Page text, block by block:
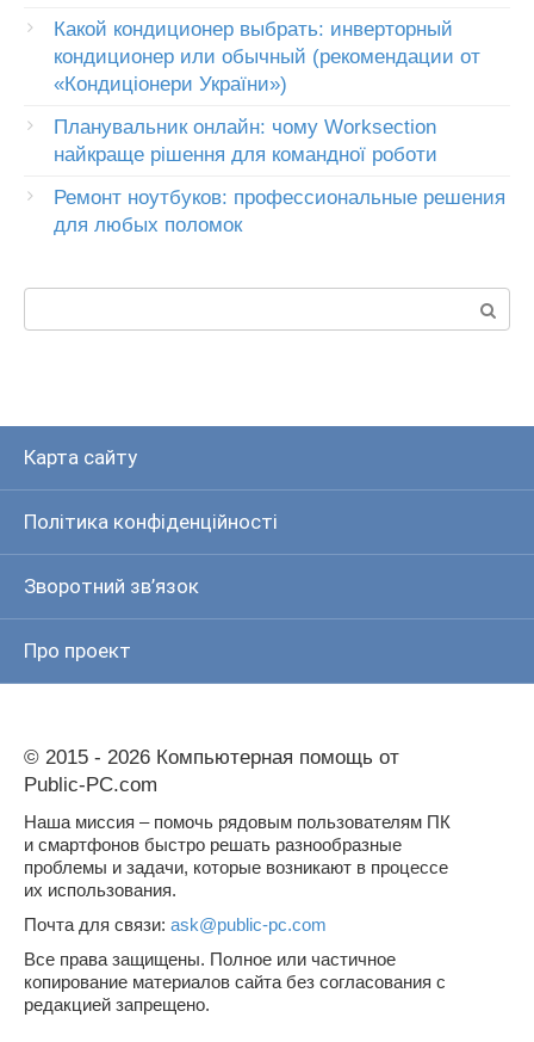
Какой кондиционер выбрать: инверторный
кондиционер или обычный (рекомендации от
«Кондиціонери України»)
Планувальник онлайн: чому Worksection
найкраще рішення для командної роботи
Ремонт ноутбуков: профессиональные решения
для любых поломок
Карта сайту
Політика конфіденційності
Зворотний зв’язок
Про проект
© 2015 - 2026 Компьютерная помощь от
Public-PC.com
Наша миссия – помочь рядовым пользователям ПК
и смартфонов быстро решать разнообразные
проблемы и задачи, которые возникают в процессе
их использования.
Почта для связи: ask@public-pc.com
Все права защищены. Полное или частичное
копирование материалов сайта без согласования с
редакцией запрещено.